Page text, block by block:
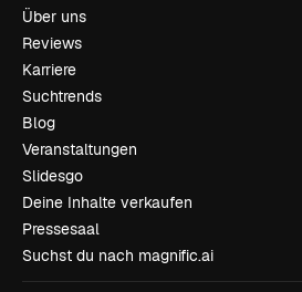
Über uns
Reviews
Karriere
Suchtrends
Blog
Veranstaltungen
Slidesgo
Deine Inhalte verkaufen
Pressesaal
Suchst du nach magnific.ai